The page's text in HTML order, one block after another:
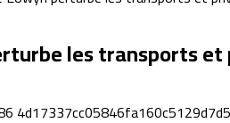
les transports